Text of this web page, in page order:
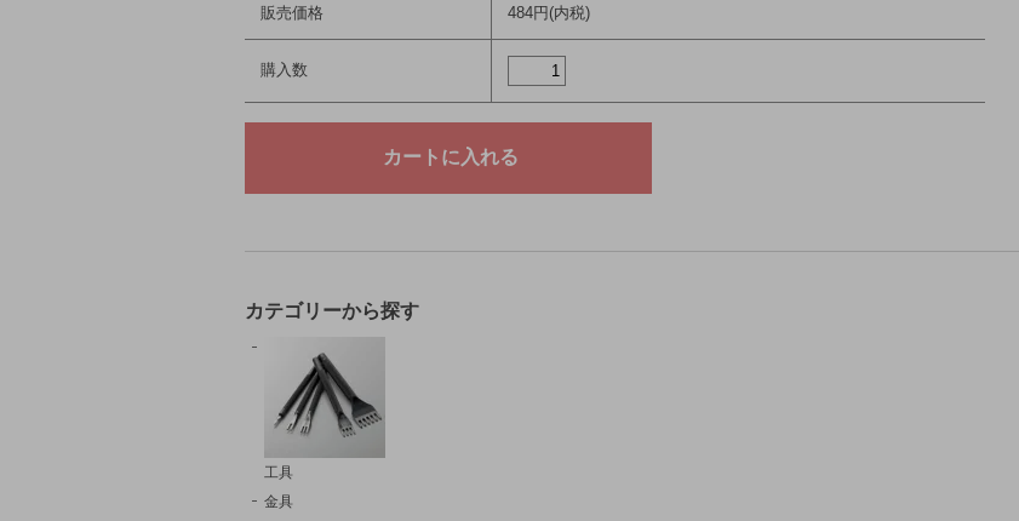
販売価格 484円(内税)
購入数
カテゴリーから探す
工具
金具